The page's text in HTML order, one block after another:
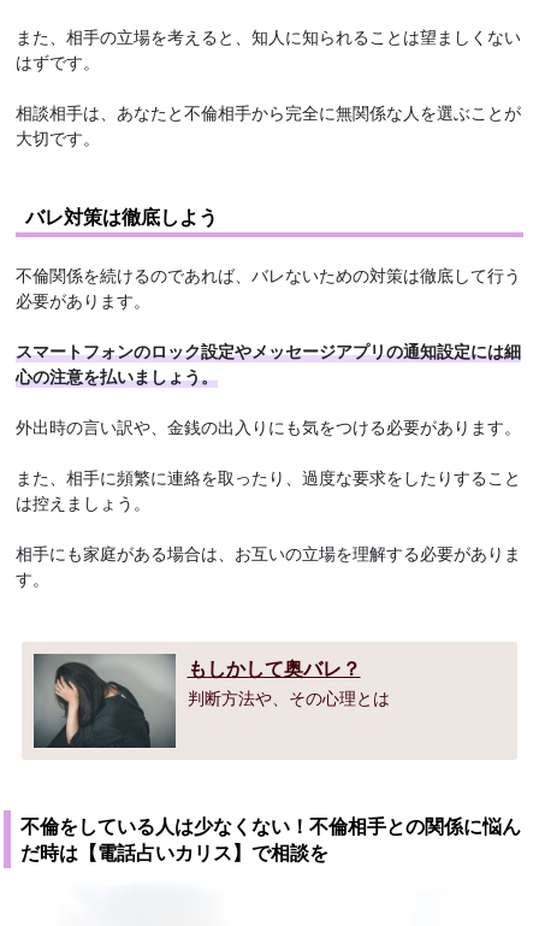
また、相手の立場を考えると、知人に知られることは望ましくない
はずです。
相談相手は、あなたと不倫相手から完全に無関係な人を選ぶことが
大切です。
バレ対策は徹底しよう
不倫関係を続けるのであれば、バレないための対策は徹底して行う
必要があります。
スマートフォンのロック設定やメッセージアプリの通知設定には細
心の注意を払いましょう。
外出時の言い訳や、金銭の出入りにも気をつける必要があります。
また、相手に頻繁に連絡を取ったり、過度な要求をしたりすること
は控えましょう。
相手にも家庭がある場合は、お互いの立場を理解する必要がありま
す。
もしかして奥バレ？
判断方法や、その心理とは
不倫をしている人は少なくない！不倫相手との関係に悩ん
だ時は【電話占いカリス】で相談を